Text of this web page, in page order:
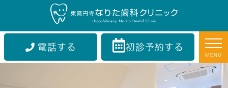
電話する 初診予約する
MENU